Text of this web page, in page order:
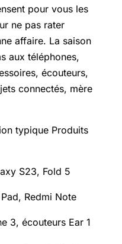
pour vous les
ne pas rater
affaire. La saison
aux téléphones,
écouteurs,
connectés, mère
typique Produits
S23, Fold 5
Redmi Note
3, écouteurs Ear 1